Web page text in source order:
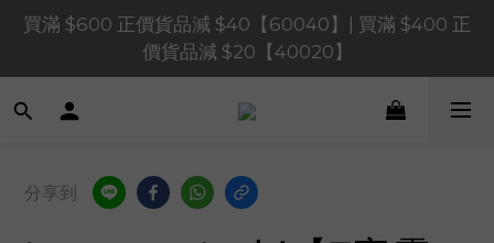
買滿 $1,200 正價貨品減 $120【1200120】| 買滿
$900 正價貨品減 $80！【90080】
買滿 $600 正價貨品減 $40【60040】| 買滿 $400 正
價貨品減 $20【40020】
買滿 $1,200 正價貨品減 $120【1200120】| 買滿
分享到